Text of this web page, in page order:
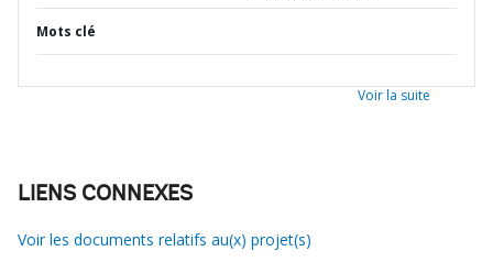
Mots clé
Voir la suite
LIENS CONNEXES
Voir les documents relatifs au(x) projet(s)